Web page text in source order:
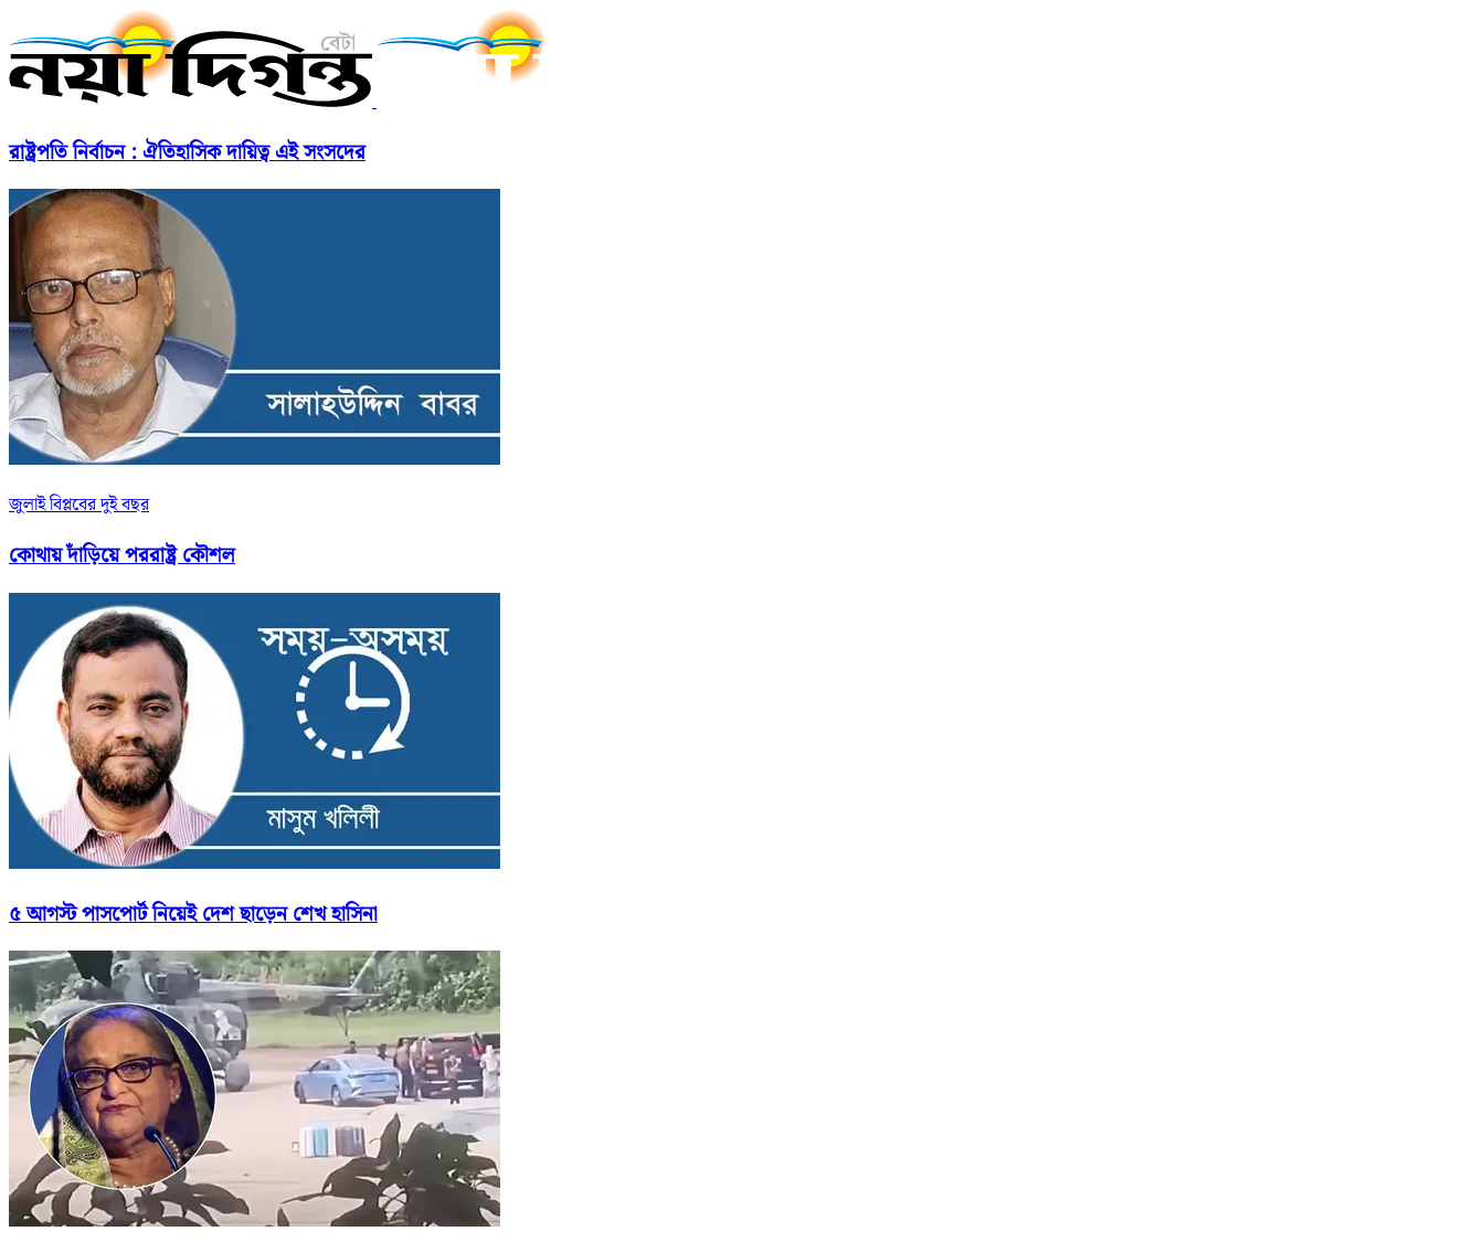
রাষ্ট্রপতি নির্বাচন : ঐতিহাসিক দায়িত্ব এই সংসদের
জুলাই বিপ্লবের দুই বছর
কোথায় দাঁড়িয়ে পররাষ্ট্র কৌশল
৫ আগস্ট পাসপোর্ট নিয়েই দেশ ছাড়েন শেখ হাসিনা